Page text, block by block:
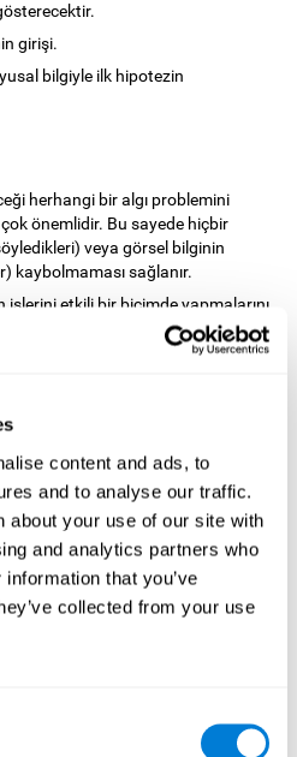
content and ads, to
and to analyse our traffic.
about your use of our site with
and analytics partners who
that you’ve
collected from your use
girişi.
bilgiyle ilk hipotezin
herhangi bir algı problemini
önemlidir. Bu sayede hiçbir
veya görsel bilginin
kaybolmaması sağlanır.
işlerini etkili bir biçimde yapmalarını
dünyada algının önemi için
her iş az ya da çok seviyede bir tür
sesleri algılamak güvenli
yol alır ve onunla etkileşime
video oyunu oynamak, yemek
tüm duyularımızı kullanmamızı
diğer bozukluklar
gerçekliği yansıtmayabilir.
veya bilişsel özelliklerinden veya
(madde bağımlılığı veya uyku hali).